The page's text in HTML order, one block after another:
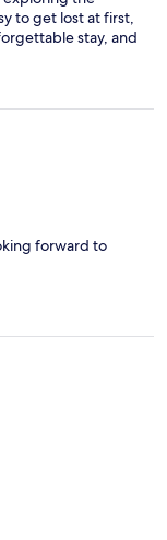
to get lost at first,
stay, and
forward to